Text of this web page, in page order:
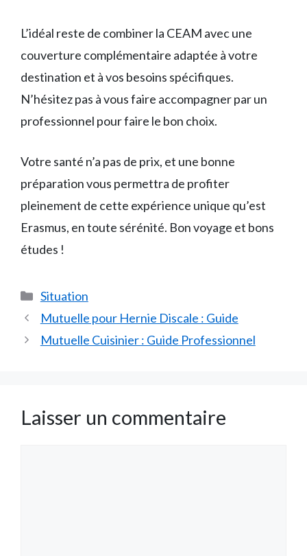
L’idéal reste de combiner la CEAM avec une
couverture complémentaire adaptée à votre
destination et à vos besoins spécifiques.
N’hésitez pas à vous faire accompagner par un
professionnel pour faire le bon choix.
Votre santé n’a pas de prix, et une bonne
préparation vous permettra de profiter
pleinement de cette expérience unique qu’est
Erasmus, en toute sérénité. Bon voyage et bons
études !
Catégories
Situation
Mutuelle pour Hernie Discale : Guide
Mutuelle Cuisinier : Guide Professionnel
Laisser un commentaire